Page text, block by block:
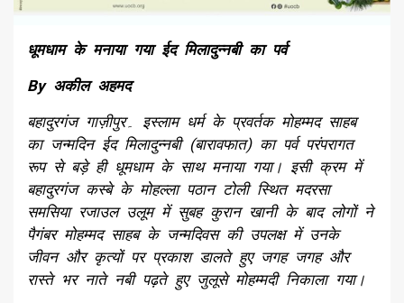
धूमधाम के मनाया गया ईद मिलादुन्नबी का पर्व
By अकील अहमद
बहादुरगंज गाज़ीपुर۔ इस्लाम धर्म के प्रवर्तक मोहम्मद साहब
का जन्मदिन ईद मिलादुन्नबी (बारावफात) का पर्व परंपरागत
रूप से बड़े ही धूमधाम के साथ मनाया गया। इसी क्रम में
बहादुरगंज कस्बे के मोहल्ला पठान टोली स्थित मदरसा
समसिया रजाउल उलूम में सुबह कुरान खानी के बाद लोगों ने
पैगंबर मोहम्मद साहब के जन्मदिवस की उपलक्ष में उनके
जीवन और कृत्यों पर प्रकाश डालते हुए जगह जगह और
रास्ते भर नाते नबी पढ़ते हुए जुलूसे मोहम्मदी निकाला गया।